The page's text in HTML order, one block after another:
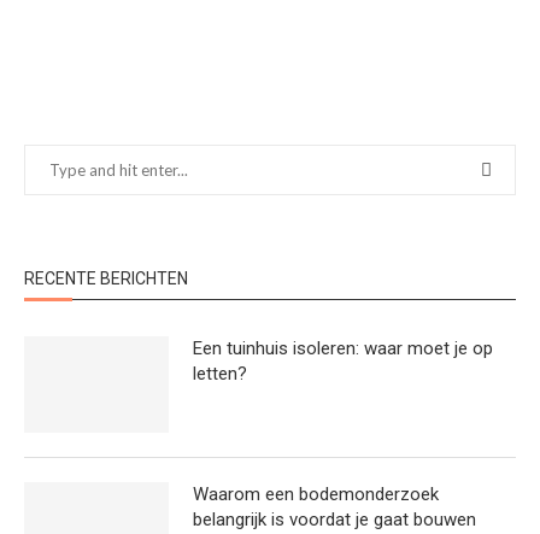
RECENTE BERICHTEN
Een tuinhuis isoleren: waar moet je op
letten?
Waarom een bodemonderzoek
belangrijk is voordat je gaat bouwen